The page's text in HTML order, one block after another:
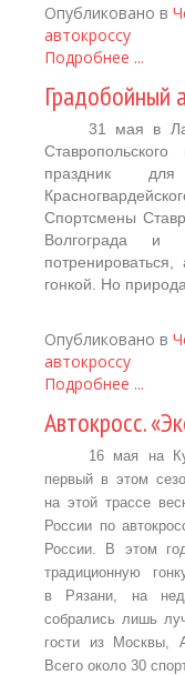
Опубликовано в
автокроссу
Подробнее ...
Градобойный
31 мая в
праздник
Спортсмены
Волгограда и
гонкой. Но
Опубликовано в
автокроссу
Подробнее ...
Автокросс.
16 мая на
первый в этом
на этой трассе
России по
России. В этом
традиционную
в Рязани, на
собрались лишь
гости из Москвы,
Всего около 30